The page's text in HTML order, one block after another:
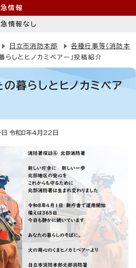
情報
情報なし
日立市消防本部
各種行事等（消防本
らしとヒノカミベアー」投稿紹介
の暮らしとヒノカミベア
令和8年4月22日